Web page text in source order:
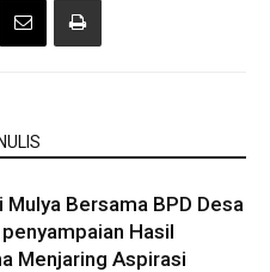
Mulya Bersama BPD Desa
Hasil
Menjaring Aspirasi